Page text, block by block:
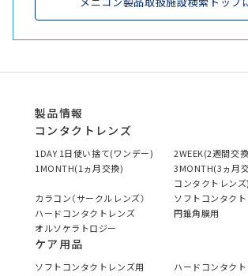
製品情報
コンタクトレンズ
1DAY 1日使い捨て(ワンデー)
2WEEK(2週間交
1MONTH(1ヵ月交換)
3MONTH(3ヵ月
コンタクトレンズ)
カラコン（サークルレンズ）
ソフトコンタク
ハードコンタクトレンズ
円錐角膜用
オルソケラトロジー
ケア用品
ソフトコンタクトレンズ用
ハードコンタク